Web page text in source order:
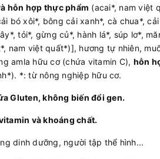
hỗn hợp thực phẩm (acai*, nam việt
bó xôi*, bông cải xanh*, cà chua*,
tỏi*, gừng củ*, hành lá*, súp lơ*,
nam việt quất*)], hương tự nhiên,
amla hữu cơ (chứa vitamin C), hỗn
*: từ nông nghiệp hữu cơ.
Gluten, không biến đổi gen.
và khoáng chất.
dinh dưỡng, người tập thể hình...